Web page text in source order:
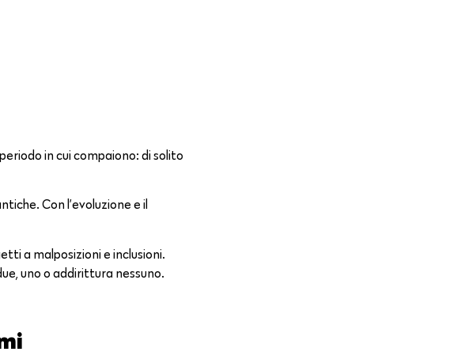
in cui compaiono: di solito
Con l’evoluzione e il
a malposizioni e inclusioni.
uno o addirittura nessuno.